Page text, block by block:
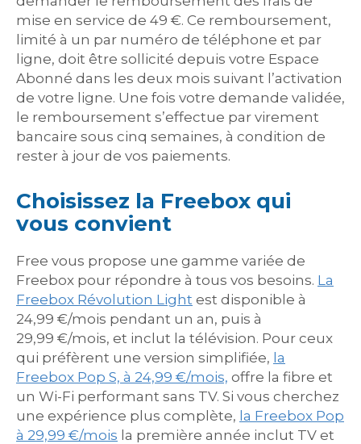
mise en service de 49 €. Ce remboursement,
limité à un par numéro de téléphone et par
ligne, doit être sollicité depuis votre Espace
Abonné dans les deux mois suivant l’activation
de votre ligne. Une fois votre demande validée,
le remboursement s’effectue par virement
bancaire sous cinq semaines, à condition de
rester à jour de vos paiements.
Choisissez la Freebox qui
vous convient
Free vous propose une gamme variée de
Freebox pour répondre à tous vos besoins. La
Freebox Révolution Light est disponible à
24,99 €/mois pendant un an, puis à
29,99 €/mois, et inclut la télévision. Pour ceux
qui préfèrent une version simplifiée, la
Freebox Pop S, à 24,99 €/mois, offre la fibre et
un Wi-Fi performant sans TV. Si vous cherchez
une expérience plus complète, la Freebox Pop
à 29,99 €/mois la première année inclut TV et